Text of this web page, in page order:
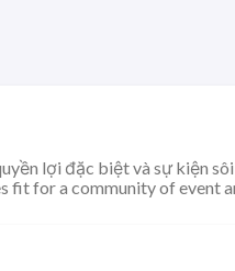
lợi đặc biệt và sự kiện
fit for a community of event